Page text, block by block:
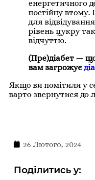
енергетичного
постійну втому.
для
рівень цукру
відчуттю.
(Пре)діабет —
вам загрожує
Якщо ви помітили у
варто звернутися до
26 Лютого, 2024
Поділитись у: